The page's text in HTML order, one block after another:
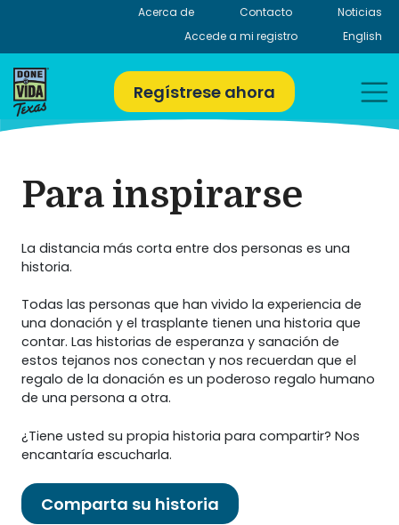
Acerca de Contacto
Noticias
Accede a mi registro
English
Regístrese ahora
Para inspirarse
La distancia más corta entre dos personas es una
historia.
Todas las personas que han vivido la experiencia de
una donación y el trasplante tienen una historia que
contar. Las historias de esperanza y sanación de
estos tejanos nos conectan y nos recuerdan que el
regalo de la donación es un poderoso regalo humano
de una persona a otra.
¿Tiene usted su propia historia para compartir? Nos
encantaría escucharla.
Comparta su historia